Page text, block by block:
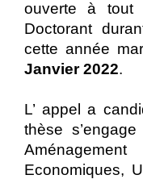
ouverte à tout
Doctorant
cette année
Janvier 2022.
L’ appel a
thèse
Economiques,